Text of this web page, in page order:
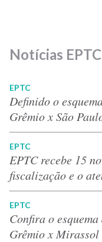
Notícias EPTC
EPTC
Definido o
Grêmio x São
EPTC
EPTC recebe 15
fiscalização e o
EPTC
Confira o
Grêmio x